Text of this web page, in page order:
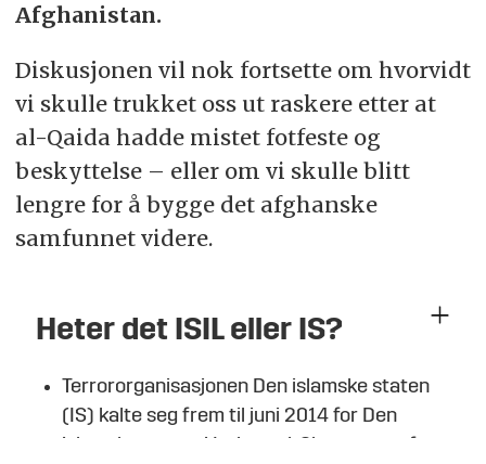
Afghanistan.
Diskusjonen vil nok fortsette om hvorvidt
vi skulle trukket oss ut raskere etter at
al-Qaida hadde mistet fotfeste og
beskyttelse – eller om vi skulle blitt
lengre for å bygge det afghanske
samfunnet videre.
Heter det ISIL eller IS?
Terrororganisasjonen Den islamske staten
(IS) kalte seg frem til juni 2014 for Den